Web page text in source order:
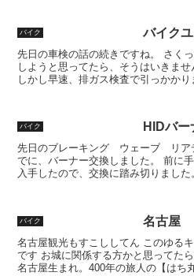
バイク バイク
先日の車検の話の続きですね。 さく
しようと思ってたら、そうはいきませ
しかし早速、排ガス検査で引っかか
バイク HIDバ
先日のブレーキング ウェーブ リア
でに、バーナー交換しました。 前に
入手したので、交換に踏み切りまし
バイク 名古屋
名古屋観光もすこししてん このゆる
です お城に関係する方かと思ってた
名古屋生まれ。400年の旅人の【はち